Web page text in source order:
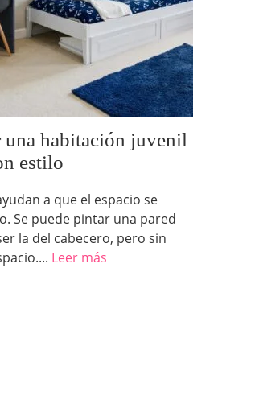
una habitación juvenil
estilo
a que el espacio se
Se puede pintar una pared
la del cabecero, pero sin
Leer más